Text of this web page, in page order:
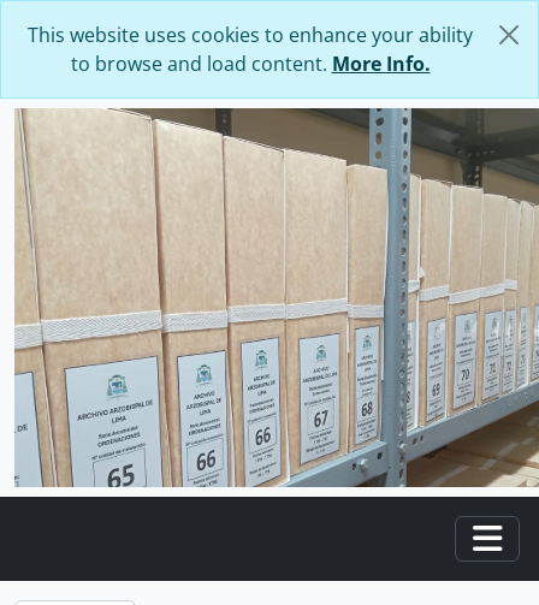
This website uses cookies to enhance your ability
to browse and load content. More Info.